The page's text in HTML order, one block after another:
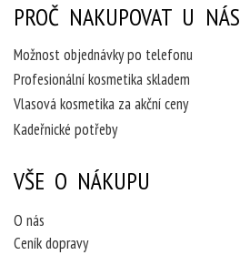
PROČ NAKUPOVAT U NÁS
Možnost objednávky po telefonu
Profesionální kosmetika skladem
Vlasová kosmetika za akční ceny
Kadeřnické potřeby
VŠE O NÁKUPU
O nás
Ceník dopravy